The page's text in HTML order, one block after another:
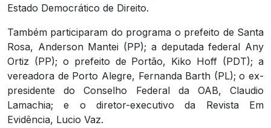
Estado Democrático de Direito.
Também participaram do programa o prefeito de Santa
Rosa, Anderson Mantei (PP); a deputada federal Any
Ortiz (PP); o prefeito de Portão, Kiko Hoff (PDT); a
vereadora de Porto Alegre, Fernanda Barth (PL); o ex-
presidente do Conselho Federal da OAB, Claudio
Lamachia; e o diretor-executivo da Revista Em
Evidência, Lucio Vaz.